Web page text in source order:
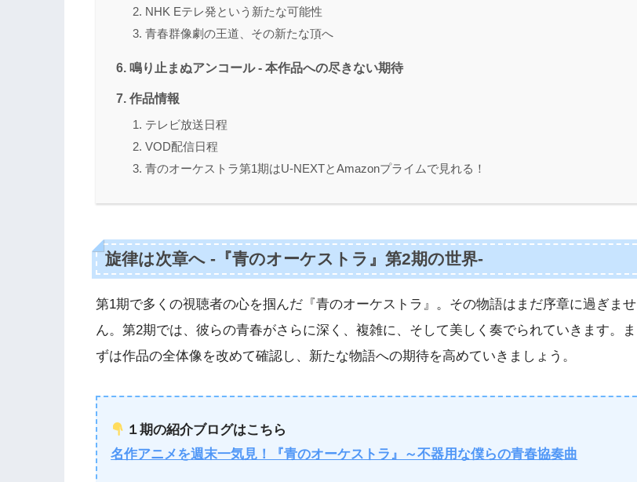
NHK Eテレ発という新たな可能性
青春群像劇の王道、その新たな頂へ
鳴り止まぬアンコール - 本作品への尽きない期待
作品情報
テレビ放送日程
VOD配信日程
青のオーケストラ第1期はU-NEXTとAmazonプライムで見れる！
旋律は次章へ -『青のオーケストラ』第2期の世界-
第1期で多くの視聴者の心を掴んだ『青のオーケストラ』。その物語はまだ序章に過ぎませ
ん。第2期では、彼らの青春がさらに深く、複雑に、そして美しく奏でられていきます。ま
ずは作品の全体像を改めて確認し、新たな物語への期待を高めていきましょう。
１期の紹介ブログはこちら
名作アニメを週末一気見！『青のオーケストラ』～不器用な僕らの青春協奏曲